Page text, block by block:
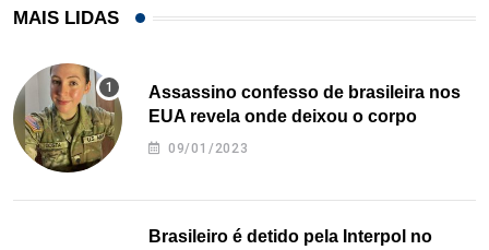
MAIS LIDAS
Assassino confesso de brasileira nos
EUA revela onde deixou o corpo
09/01/2023
Brasileiro é detido pela Interpol no